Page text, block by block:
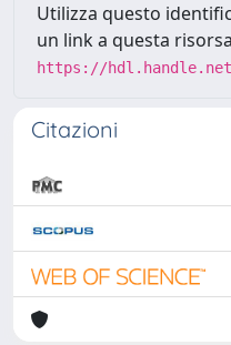
Utilizza questo
un link a questa
https://hdl.handle.net/
Citazioni